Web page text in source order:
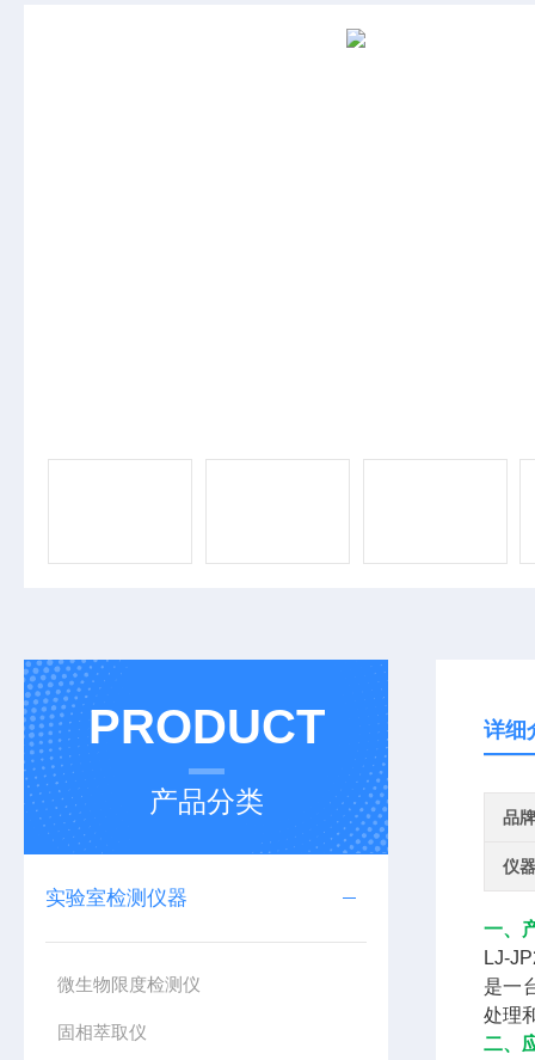
PRODUCT
产品分类
实验室检测仪器
微生物限度检测仪
固相萃取仪
详细
品牌
仪
一、
LJ-
是一
处理
二、